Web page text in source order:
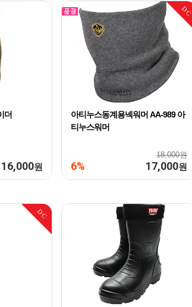
더
원
DC
아티누스동계용넥워머 AA-989 아
티누스워머
18,000원
6% 17,000원
DC